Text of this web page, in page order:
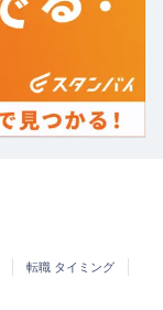
転職 タイミング